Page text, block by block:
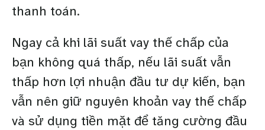
thanh toán.
Ngay cả khi lãi suất vay thế chấp của
bạn không quá thấp, nếu lãi suất vẫn
thấp hơn lợi nhuận đầu tư dự kiến, bạn
vẫn nên giữ nguyên khoản vay thế chấp
và sử dụng tiền mặt để tăng cường đầu